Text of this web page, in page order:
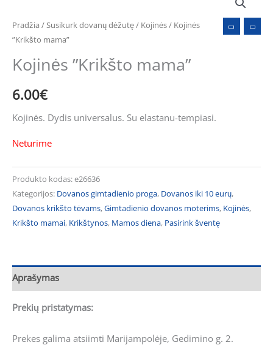
Pradžia / Susikurk dovanų dėžutę/ Kojinės/ Kojinės
”Krikšto mama”
Kojinės ”Krikšto mama”
6.00€
Kojinės. Dydis universalus. Su elastanu-tempiasi.
Neturime
Produkto kodas:e26636
Kategorijos: Dovanos gimtadienio proga, Dovanos iki 10 eurų,
Dovanos krikšto tėvams,Gimtadienio dovanos moterims, Kojinės,
Krikšto mamai, Krikštynos, Mamos diena, Pasirink šventę
Aprašymas
Prekių pristatymas:
Prekes galima atsiimti Marijampolėje, Gedimino g. 2.